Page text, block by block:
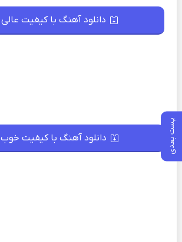
پست بعدی
دانلود آهنگ با کیفیت عالی 320
دانلود آهنگ با کیفیت خوب 128